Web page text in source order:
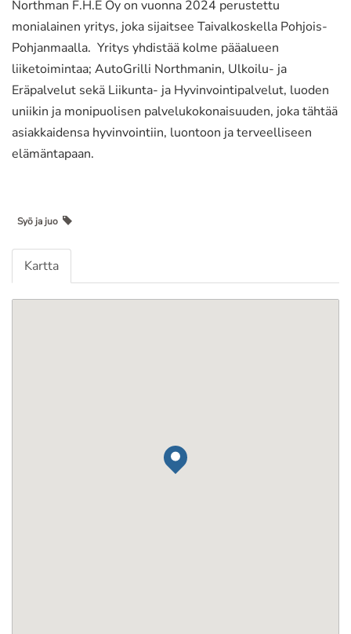
Northman F.H.E Oy on vuonna 2024 perustettu
monialainen yritys, joka sijaitsee Taivalkoskella Pohjois-
Pohjanmaalla. Yritys yhdistää kolme pääalueen
liiketoimintaa; AutoGrilli Northmanin, Ulkoilu- ja
Eräpalvelut sekä Liikunta- ja Hyvinvointipalvelut, luoden
uniikin ja monipuolisen palvelukokonaisuuden, joka tähtää
asiakkaidensa hyvinvointiin, luontoon ja terveelliseen
elämäntapaan.
Syö ja juo
Kartta